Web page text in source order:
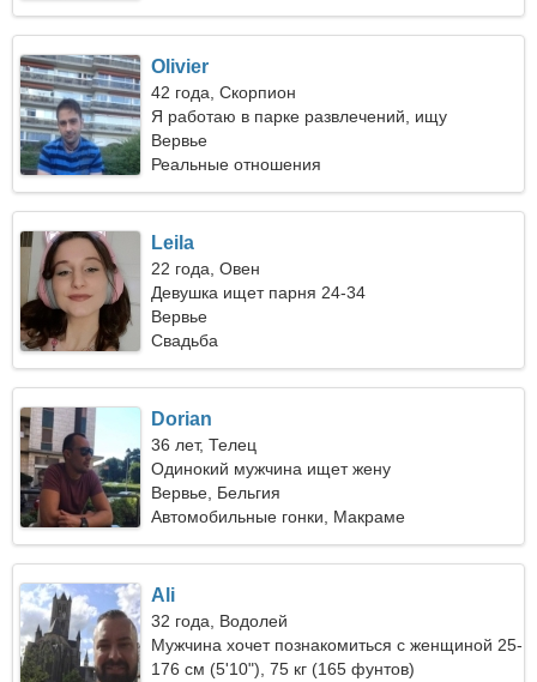
Olivier
42 года, Скорпион
Я работаю в парке развлечений, ищу
романтическую женщину
Вервье
Реальные отношения
Leila
22 года, Овен
Девушка ищет парня 24-34
Вервье
Свадьба
Dorian
36 лет, Телец
Одинокий мужчина ищет жену
Вервье, Бельгия
Автомобильные гонки, Макраме
Ali
32 года, Водолей
Мужчина хочет познакомиться с женщиной 25-
29
176 см (5'10"), 75 кг (165 фунтов)